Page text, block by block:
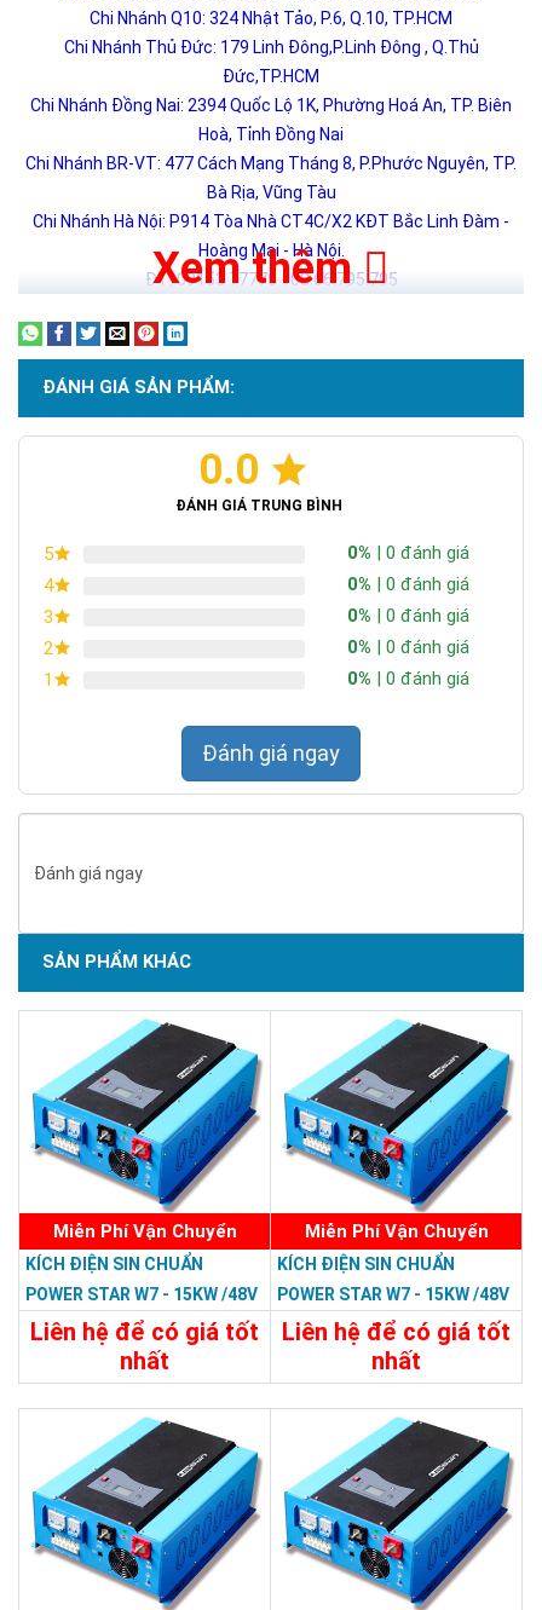
Chi Nhánh Q10: 324 Nhật Tảo, P.6, Q.10, TP.HCM
Chi Nhánh Thủ Đức: 179 Linh Đông,P.Linh Đông , Q.Thủ
Đức,TP.HCM
Chi Nhánh Đồng Nai: 2394 Quốc Lộ 1K, Phường Hoá An, TP. Biên
Hoà, Tỉnh Đồng Nai
Chi Nhánh BR-VT: 477 Cách Mạng Tháng 8, P.Phước Nguyên, TP.
Bà Rịa, Vũng Tàu
Chi Nhánh Hà Nội: P914 Tòa Nhà CT4C/X2 KĐT Bắc Linh Đàm -
Hoàng Mai - Hà Nội.
ĐT: 09153 77770 - 08.66.795.795
Xem thêm
ĐÁNH GIÁ SẢN PHẨM:
0.0
ĐÁNH GIÁ TRUNG BÌNH
5 0% | 0 đánh giá
4
0% | 0 đánh giá
3
0% | 0 đánh giá
2
0% | 0 đánh giá
1
0% | 0 đánh giá
Đánh giá ngay
Đánh giá ngay
SẢN PHẨM KHÁC
Miễn Phí Vận Chuyển
KÍCH ĐIỆN SIN CHUẨN
POWER STAR W7 - 15KW /48V
LCD
Liên hệ để có giá tốt
nhất
47.988.000đ
Đặt Mua
Miễn Phí Vận Chuyển
KÍCH ĐIỆN SIN CHUẨN
POWER STAR W7 - 15KW /48V
Liên hệ để có giá tốt
nhất
46.798.800đ
Đặt Mua